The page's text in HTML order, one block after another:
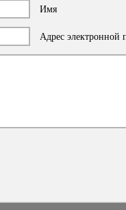
Имя
Адрес электронной